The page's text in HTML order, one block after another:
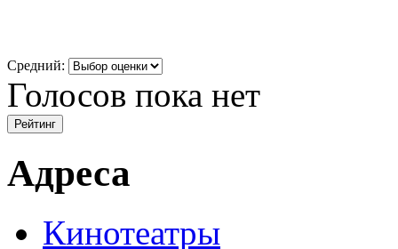
Средний:
Голосов пока нет
Адреса
Кинотеатры